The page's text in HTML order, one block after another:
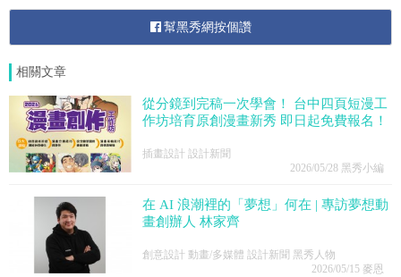
幫黑秀網按個讚
相關文章
從分鏡到完稿一次學會！ 台中四頁短漫工
作坊培育原創漫畫新秀 即日起免費報名！
插畫設計 設計新聞
2026/05/28黑秀小編
在 AI 浪潮裡的「夢想」何在 | 專訪夢想動
畫創辦人 林家齊
創意設計 動畫/多媒體 設計新聞 黑秀人物
2026/05/15麥恩